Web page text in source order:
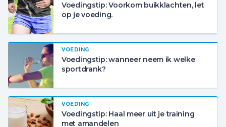
Voedingstip: Voorkom buikklachten, let
op je voeding.
VOEDING
Voedingstip: wanneer neem ik welke
sportdrank?
VOEDING
Voedingstip: Haal meer uit je training
met amandelen